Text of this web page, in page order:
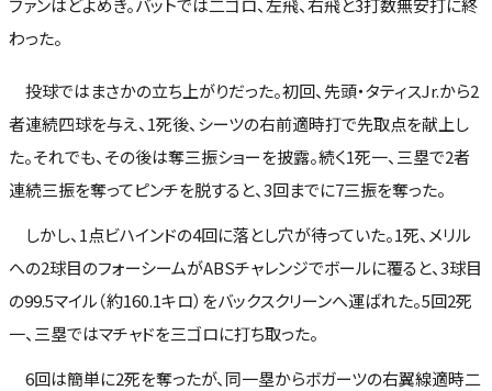
わった。
投球ではまさかの立ち上がりだった。初回、先頭・タティスJr.から2
者連続四球を与え、1死後、シーツの右前適時打で先取点を献上し
た。それでも、その後は奪三振ショーを披露。続く1死一、三塁で2者
連続三振を奪ってピンチを脱すると、3回までに7三振を奪った。
しかし、1点ビハインドの4回に落とし穴が待っていた。1死、メリル
への2球目のフォーシームがABSチャレンジでボールに覆ると、3球目
の99.5マイル（約160.1キロ）をバックスクリーンへ運ばれた。5回2死
一、三塁ではマチャドを三ゴロに打ち取った。
6回は簡単に2死を奪ったが、同一塁からボガーツの右翼線適時二